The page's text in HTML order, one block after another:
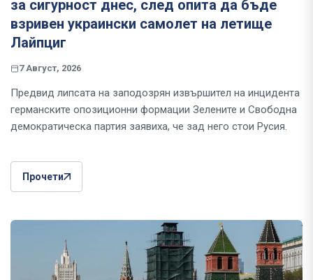
за сигурност днес, след опита да бъде
взривен украински самолет на летище
Лайпциг
7 Август, 2026
Предвид липсата на заподозрян извършител на инцидента
германските опозиционни формации Зелените и Свободна
демократическа партия заявиха, че зад него стои Русия.
Прочети